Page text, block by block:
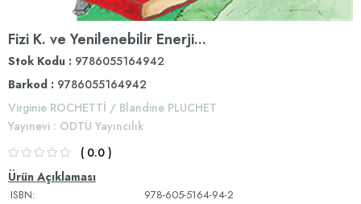
Fizi K. ve Yenilenebilir Enerji...
Stok Kodu
9786055164942
Barkod : 9786055164942
Virginie ROCHETTİ / Blandine PLUCHET
Yayınevi : ODTÜ Yayıncılık
0.0
Ürün Açıklaması
ISBN:
978-605-5164-94-2